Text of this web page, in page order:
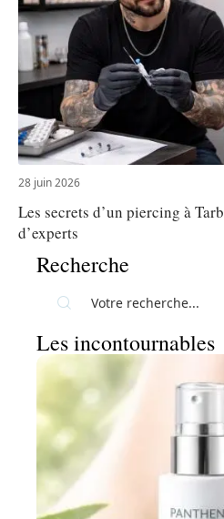
28 juin 2026
Les secrets d’un piercing à
d’experts
Recherche
Les incontournables